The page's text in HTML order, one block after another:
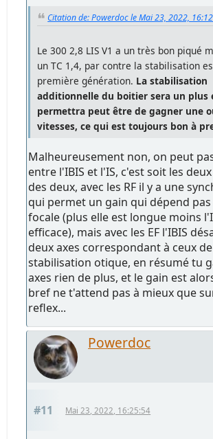
Citation de: Powerdoc le Mai 23, 2022,
Le 300 2,8 LIS V1 a un très bon piqué
un TC 1,4, par contre la stabilisation
première génération. La stabilisation
additionnelle du boitier sera un plus
permettra peut être de gagner une
vitesses, ce qui est toujours bon à
Malheureusement non, on peut
entre l'IBIS et l'IS, c'est soit les
des deux, avec les RF il y a une
qui permet un gain qui dépend pas
focale (plus elle est longue moins
efficace), mais avec les EF l'IBIS
deux axes correspondant à ceux
stabilisation otique, en résumé tu
axes rien de plus, et le gain est
bref ne t'attend pas à mieux que
reflex...
Powerdoc
#11 Mai 23, 2022, 16:25:54